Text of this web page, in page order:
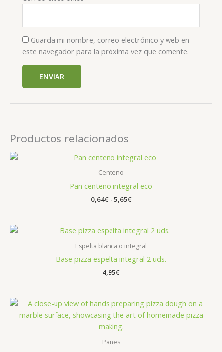
Guarda mi nombre, correo electrónico y web en
este navegador para la próxima vez que comente.
Productos relacionados
Centeno
Pan centeno integral eco
0,64€ - 5,65€
Rango
de
0,64€
hasta
Espelta blanca o integral
Base pizza espelta integral 2 uds.
4,95€
Panes